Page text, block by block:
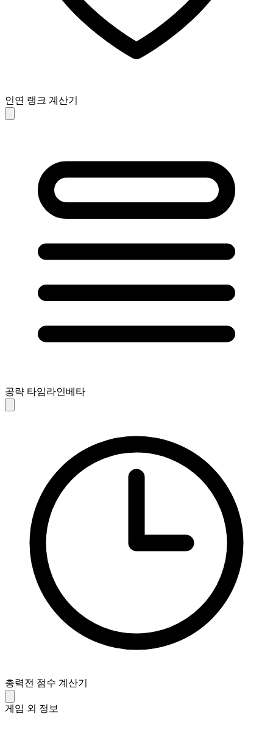
인연 랭크 계산기
공략 타임라인베타
총력전 점수 계산기
게임 외 정보